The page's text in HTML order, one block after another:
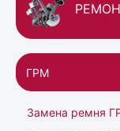
ГРМ
Замена ремня